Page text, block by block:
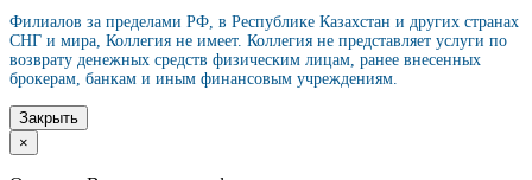
Филиалов за пределами РФ, в Республике Казахстан и других странах
СНГ и мира, Коллегия не имеет. Коллегия не представляет услуги по
возврату денежных средств физическим лицам, ранее внесенных
брокерам, банкам и иным финансовым учреждениям.
Закрыть
×